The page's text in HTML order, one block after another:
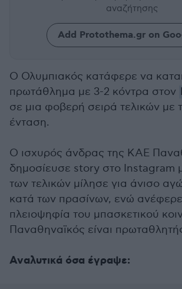
αναζήτησης
Add Protothema.gr on
Ο Ολυμπιακός κατάφερε να
πρωτάθλημα με 3-2 κόντρα στον
σε μια φοβερή σειρά τελικών με
ένταση.
Ο ισχυρός άνδρας της ΚΑΕ
δημοσίευσε story στο Instagram
των τελικών μίλησε για άνισο
κατά των πρασίνων, ενώ ανέφερε
πλειοψηφία του μπασκετικού
Παναθηναϊκός είναι
Αναλυτικά όσα έγραψε: